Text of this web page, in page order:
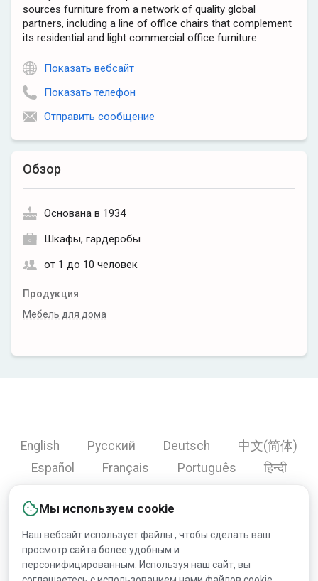
Обзор
Основана в 1934
Шкафы, гардеробы
от 1 до 10 человек
Продукция
Мебель для дома
sources furniture from a network of quality global
partners, including a line of office chairs that complement
its residential and light commercial office furniture.
Показать вебсайт
Показать телефон
Отправить сообщение
Мы используем cookie
Наш вебсайт использует файлы , чтобы сделать ваш
просмотр сайта более удобным и
персонифицированным. Используя наш сайт, вы
English Русский Deutsch
中文(简体)
Español
Français Português
हिन्दी
Copyright © 2000-2026 Lesprom Network. Все права
защищены.